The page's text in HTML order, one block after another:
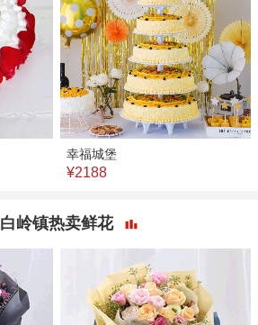
幸福城堡
¥2188
白岭镇热卖鲜花